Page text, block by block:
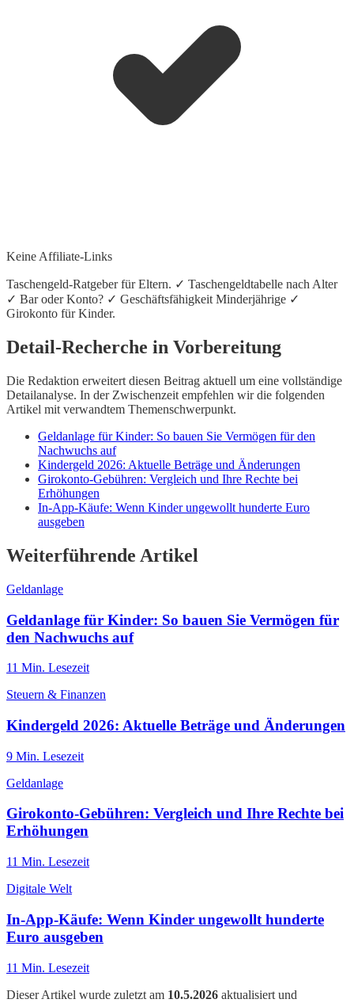
Keine Affiliate-Links
Taschengeld-Ratgeber für Eltern. ✓ Taschengeldtabelle nach Alter
✓ Bar oder Konto? ✓ Geschäftsfähigkeit Minderjährige ✓
Girokonto für Kinder.
Detail-Recherche in Vorbereitung
Die Redaktion erweitert diesen Beitrag aktuell um eine vollständige
Detailanalyse. In der Zwischenzeit empfehlen wir die folgenden
Artikel mit verwandtem Themenschwerpunkt.
Geldanlage für Kinder: So bauen Sie Vermögen für den
Nachwuchs auf
Kindergeld 2026: Aktuelle Beträge und Änderungen
Girokonto-Gebühren: Vergleich und Ihre Rechte bei
Erhöhungen
In-App-Käufe: Wenn Kinder ungewollt hunderte Euro
ausgeben
Weiterführende Artikel
Geldanlage
Geldanlage für Kinder: So bauen Sie Vermögen für
den Nachwuchs auf
11 Min. Lesezeit
Steuern & Finanzen
Kindergeld 2026: Aktuelle Beträge und Änderungen
9 Min. Lesezeit
Geldanlage
Girokonto-Gebühren: Vergleich und Ihre Rechte bei
Erhöhungen
11 Min. Lesezeit
Digitale Welt
In-App-Käufe: Wenn Kinder ungewollt hunderte
Euro ausgeben
11 Min. Lesezeit
Dieser Artikel wurde zuletzt am 10.5.2026 aktualisiert und